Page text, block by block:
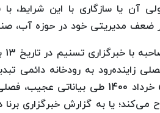
یا سازگاری با این شرایط، با
ضعف مدیریتی خود در حوزه آب،
زاینده‌رود به رودخانه دائمی
مجلس شورای اسلامی در تاریخ 5 خرداد